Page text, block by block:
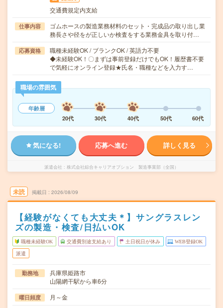
交通費規定内支給
仕事内容
ゴムホースの製造業務材料のセット・完成品の取り出し業
務長さや径をが正しいか検査をする業務金具を取り付…
応募資格
職種未経験OK / ブランクOK / 英語力不要
◆未経験OK！〇まずは事前登録だけでもOK！履歴書不要
で気軽にオンライン登録★氏名・職種などを入力す…
職場の雰囲気
年齢層
20代
30代 40代 50代 60代
気になる! 応募へ進む 詳しく見る
派遣会社 株式会社綜合キャリアオプション 製造事業部（全国）
未読 掲載日 2026/08/09
【経験がなくても大丈夫＊】サングラスレン
ズの製造・検査/日払いOK
職種未経験OK 交通費別途支給あり 土日祝日が休み WEB登録OK
派遣
勤務地
兵庫県姫路市
山陽網干駅から車6分
曜日頻度 月～金